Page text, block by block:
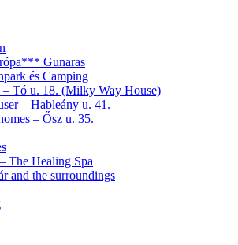
Gunaras
és Camping
– Tó u. 18. (Milky Way House)
– Hableány u. 41.
– Ősz u. 35.
The Healing Spa
and the surroundings